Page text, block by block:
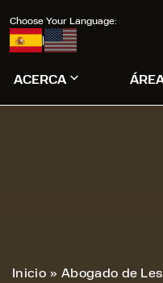
Choose Your Language:
|
ACERCA
Inicio » Abogado de